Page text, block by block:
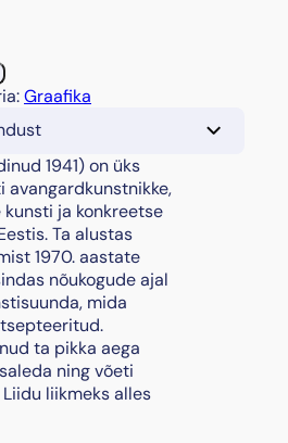
Graafika
1941) on üks
ja konkreetse
Ta alustas
1970. aastate
nõukogude ajal
mida
ta pikka aega
ning võeti
liikmeks alles